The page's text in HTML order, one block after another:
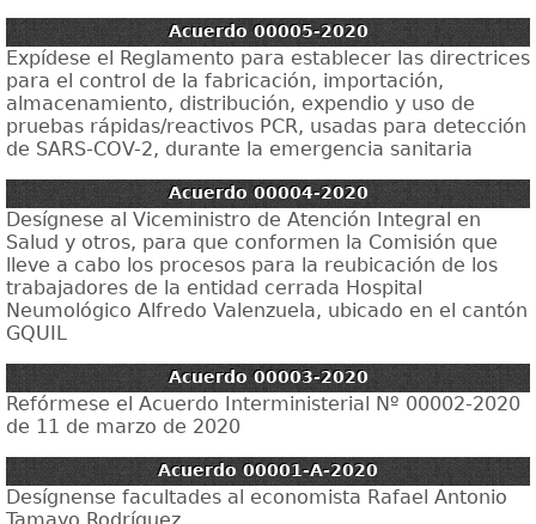
Acuerdo 00005-2020
Expídese el Reglamento para establecer las directrices
para el control de la fabricación, importación,
almacenamiento, distribución, expendio y uso de
pruebas rápidas/reactivos PCR, usadas para detección
de SARS-COV-2, durante la emergencia sanitaria
Acuerdo 00004-2020
Desígnese al Viceministro de Atención Integral en
Salud y otros, para que conformen la Comisión que
lleve a cabo los procesos para la reubicación de los
trabajadores de la entidad cerrada Hospital
Neumológico Alfredo Valenzuela, ubicado en el cantón
GQUIL
Acuerdo 00003-2020
Refórmese el Acuerdo Interministerial Nº 00002-2020
de 11 de marzo de 2020
Acuerdo 00001-A-2020
Desígnense facultades al economista Rafael Antonio